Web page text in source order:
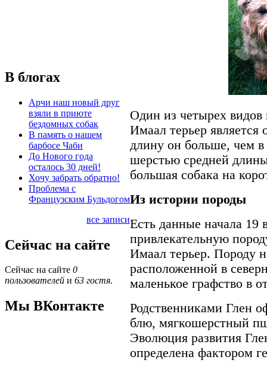
В блогах
Арчи наш новый друг
взяли в приюте
бездомных собак
В память о нашем
барбосе Чаби
До Нового года
осталось 30 дней!
Хочу забрать обратно!
Проблема с
Французским Бульдогом
все записи
Сейчас на сайте
Сейчас на сайте 0
пользователей и 63 гостя.
Мы ВКонтакте
Один из четырех видов
Имаал терьер
длину он больше, чем
шерстью средней
большая собака на
Из истории породы
Есть данные начала 19
привлекательную
Имаал терьер. Породу
расположенной в
маленькое графство в
Родственниками Глен
блю, мягкошерстный
Эволюция развития
определена фактором